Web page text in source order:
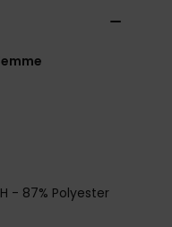
- 87% Polyester